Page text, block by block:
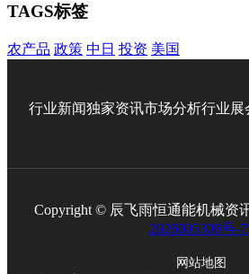
TAGS标签
农产品 政策 中日 投资 美国
行业新闻独家资讯市场分析行业展
Copyright © 辰飞雨恒通能机械资
2026005306号-
网站地图